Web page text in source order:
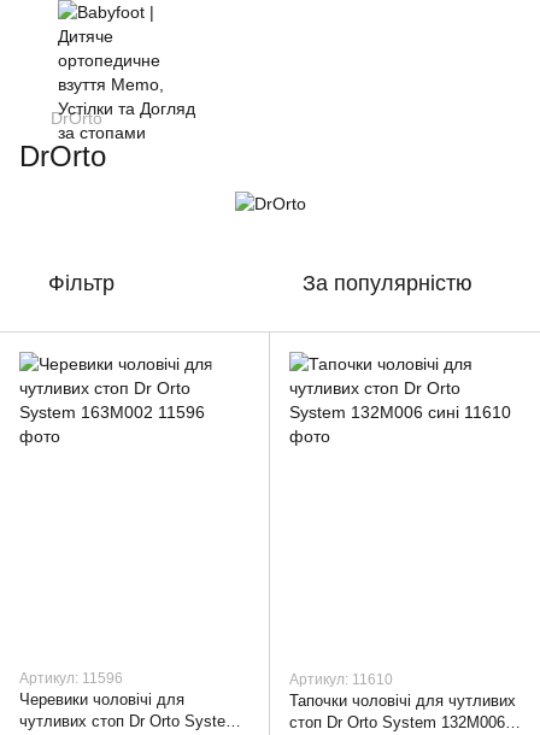
DrOrto
DrOrto
Фільтр За популярністю
Артикул: 11596
Черевики чоловічі для
чутливих стоп Dr Orto System
Артикул: 11610
Тапочки чоловічі для чутливих
стоп Dr Orto System 132M006